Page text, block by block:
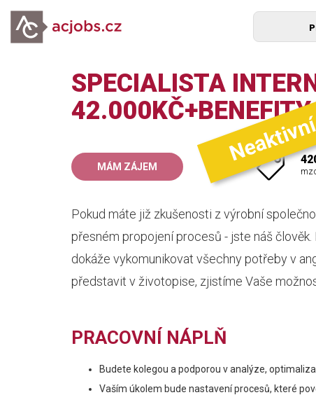
SPECIALISTA
42.000KČ+BENEFITY
MÁM ZÁJEM
Pokud máte již zkušenosti z výrobní
přesném propojení procesů - jste náš
dokáže vykomunikovat všechny potřeby v
představit v životopise, zjistíme Vaše
PRACOVNÍ NÁPLŇ
Budete kolegou a podporou v analýze,
Vaším úkolem bude nastavení procesů, které